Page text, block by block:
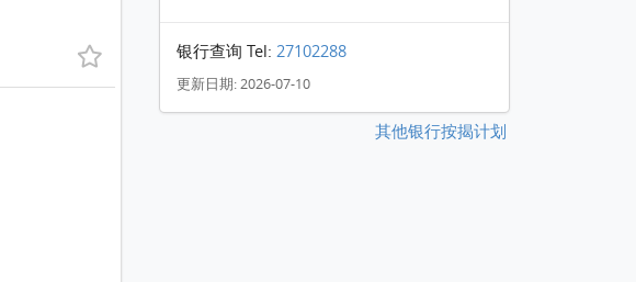
银行查询 Tel:27102288
更新日期: 2026-07-10
其他银行按揭计划